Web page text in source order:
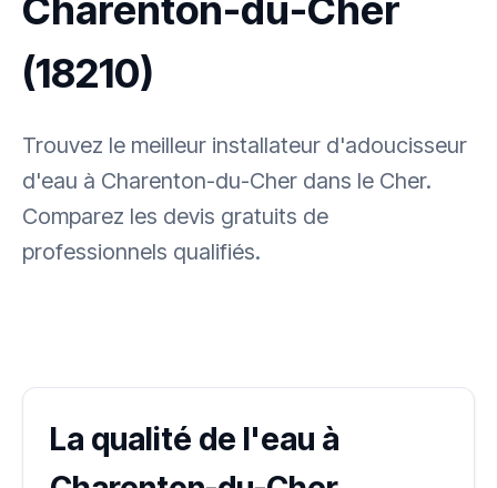
Charenton-du-Cher
(18210)
Trouvez le meilleur installateur d'adoucisseur
d'eau à Charenton-du-Cher dans le Cher.
Comparez les devis gratuits de
professionnels qualifiés.
La qualité de l'eau à